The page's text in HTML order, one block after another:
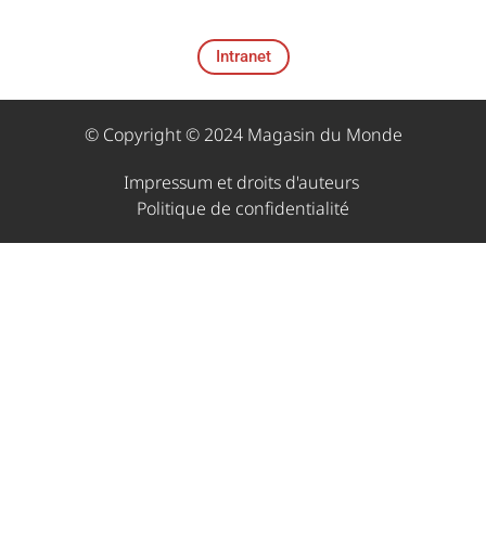
Intranet
© Copyright © 2024 Magasin du Monde
Impressum et droits d'auteurs ​
Politique de confidentialité​